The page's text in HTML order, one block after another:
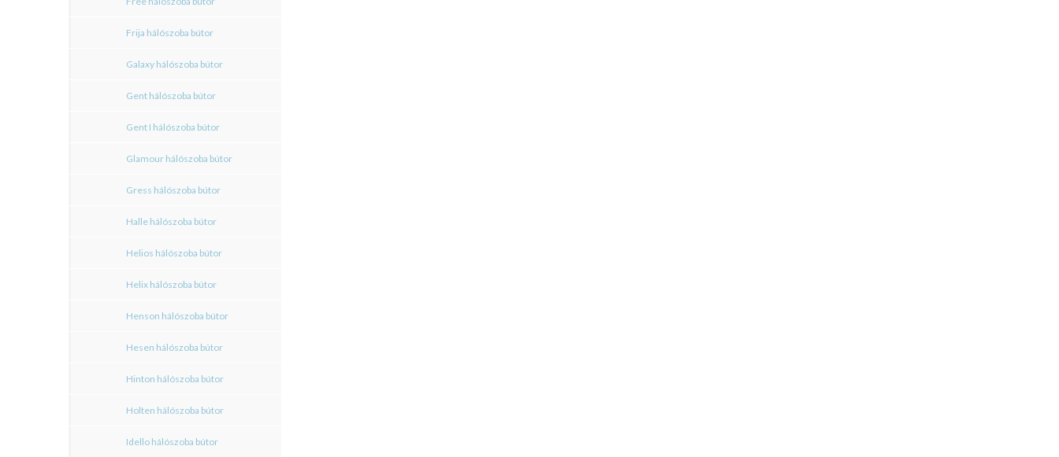
Frija hálószoba bútor
Galaxy hálószoba bútor
Gent hálószoba bútor
Gent I hálószoba bútor
Glamour hálószoba bútor
Gress hálószoba bútor
Halle hálószoba bútor
Helios hálószoba bútor
Helix hálószoba bútor
Henson hálószoba bútor
Hesen hálószoba bútor
Hinton hálószoba bútor
Holten hálószoba bútor
Idello hálószoba bútor